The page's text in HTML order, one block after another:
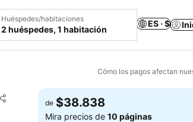
Huéspedes/habitaciones
2 huéspedes, 1 habitación
ES · $
Cómo los pagos afectan
Compartir
Agregar a favoritos
de $38.838
Mira precios de10 páginas